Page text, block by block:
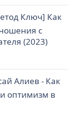
Ключ] Как
с
(2023)
Алиев - Как
и оптимизм в